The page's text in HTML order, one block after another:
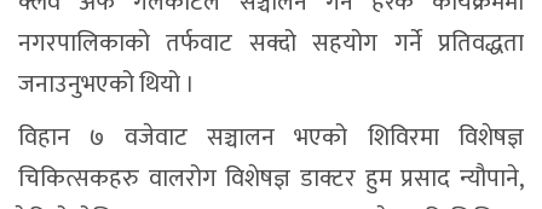
नगरपालिकाको तर्फवाट सक्दो सहयोग गर्ने प्रतिवद्धता
जनाउनुभएको थियो ।
विहान ७ वजेवाट सञ्चालन भएको शिविरमा विशेषज्ञ
चिकित्सकहरु वालरोग विशेषज्ञ डाक्टर हुम प्रसाद न्यौपाने,